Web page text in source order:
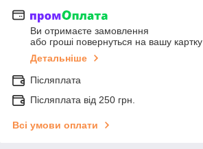
Ви отримаєте замовлення
або гроші повернуться на вашу картку
Детальніше
Післяплата
Післяплата від 250 грн.
Всі умови оплати